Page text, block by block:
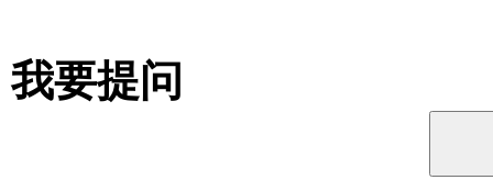
我要提问